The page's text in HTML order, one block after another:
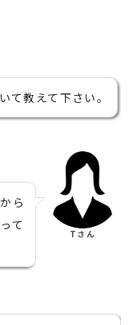
て教えて下さい。
ら
て
Tさん